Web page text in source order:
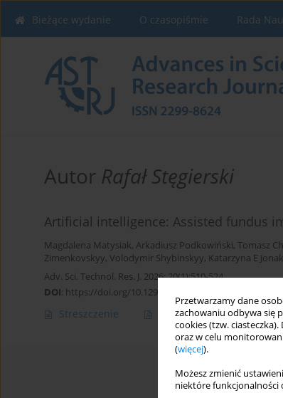
Przetwarzamy dane
zachowaniu odbywa się
cookies (tzw.
oraz w celu
(więcej).
Możesz zmienić
niektóre funkcjonalności
Bieżące wydanie O czasopiśmie Rada
Autor Rafał Stęgierski
Artificial intelligence: Assisted fundus
Magdalena Matysiak, Arkadiusz Podkowiński, Tomasz
Zimenkovskyy, Volodymir Shybinskyy, Katarzyna E Jonak
Adv. Sci. Technol. Res. J. 2026; 20(1):510-524
DOI: https://doi.org/10.12913/22998624/210475
Streszczenie Artykuł(PDF)